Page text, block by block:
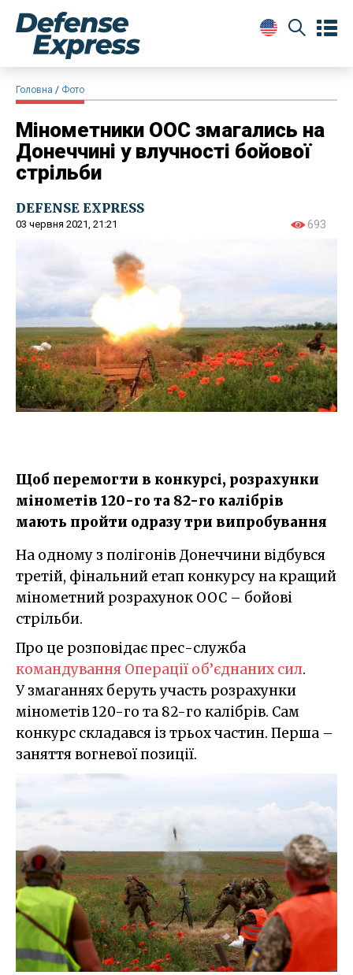
Головна Фото
Мінометники ООС змагались на
Донеччині у влучності бойової
стрільби
DEFENSE EXPRESS
03 червня 2021, 21:21 693
Щоб перемогти в конкурсі, розрахунки
мінометів 120-го та 82-го калібрів
мають пройти одразу три випробування
На одному з полігонів Донеччини відбувся
третій, фінальний етап конкурсу на кращий
мінометний розрахунок ООС – бойові
стрільби.
Про це розповідає прес-служба
командування Операції об’єднаних сил.
У змаганнях беруть участь розрахунки
мінометів 120-го та 82-го калібрів. Сам
конкурс складався із трьох частин. Перша –
заняття вогневої позиції.